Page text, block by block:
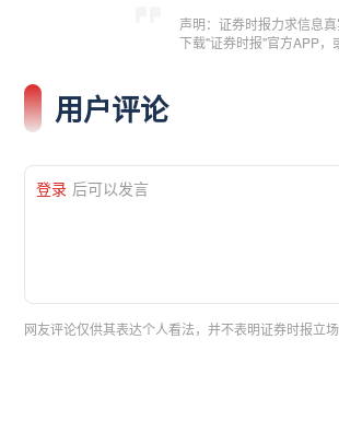
声明：证券时报力求信息
下载"证券时报"官方APP，
用户评论
登录 后可以发言
网友评论仅供其表达个人看法，并不表明证券时报立场